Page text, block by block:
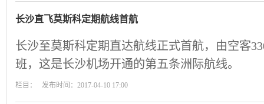
长沙直飞莫斯科定期航线首航
长沙至莫斯科定期直达航线正式首航，由空客
班，这是长沙机场开通的第五条洲际航线。
栏目： 发布时间：2017-04-10 17:00